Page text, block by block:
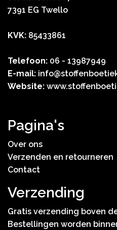
7391 EG Twello
KVK: 85433861
Telefoon: 06 - 13987949
E-mail:
Website:
Pagina's
Over ons
Verzenden en retourneren
Contact
Verzending
Gratis verzending boven
Bestellingen worden